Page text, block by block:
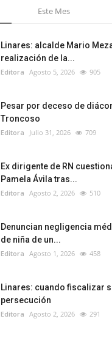
Este Mes
Linares: alcalde Mario
realización de la...
Editora Agosto 5, 2026 905
Pesar por deceso de
Troncoso
Editora Julio 31, 2026 709
Ex dirigente de RN
Pamela Ávila tras...
Editora Agosto 2, 2026 510
Denuncian negligencia
de niña de un...
Editora Agosto 1, 2026 458
Linares: cuando fiscalizar
persecución
Editora Agosto 2, 2026 291